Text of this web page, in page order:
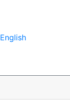
English